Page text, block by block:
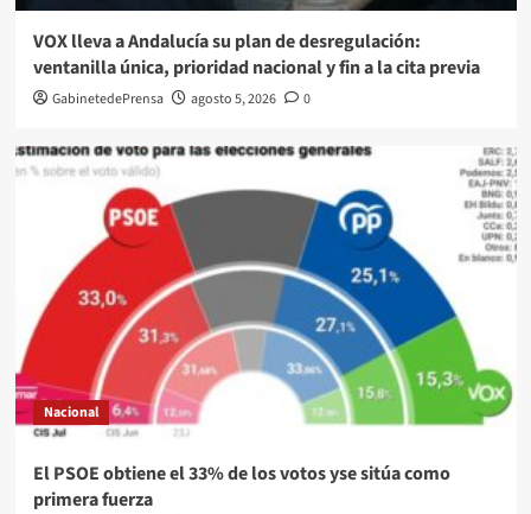
VOX lleva a Andalucía su plan de desregulación:
ventanilla única, prioridad nacional y fin a la cita previa
GabinetedePrensa agosto 5, 2026 0
Nacional
El PSOE obtiene el 33% de los votos yse sitúa como
primera fuerza